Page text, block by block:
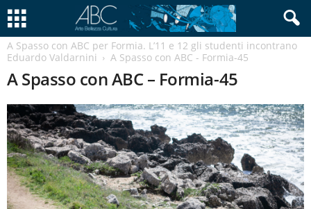
A Spasso con ABC per Formia. L’11 e 12 gli studenti incontrano
Eduardo Valdarnini
A Spasso con ABC - Formia-45
A Spasso con ABC – Formia-45